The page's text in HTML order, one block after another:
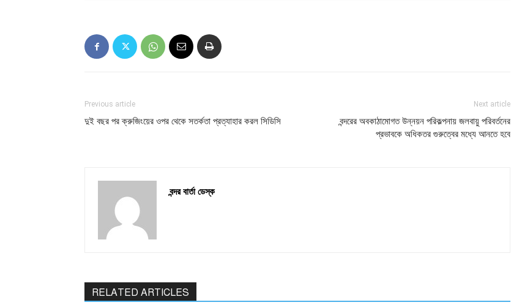
Previous article
দুই বছর পর ক্রুজিংয়ের ওপর থেকে সতর্কতা প্রত্যাহার করল সিডিসি
Next article
বন্দরের অবকাঠামোগত উন্নয়ন পরিকল্পনায় জলবায়ু পরিবর্তনের
প্রভাবকে অধিকতর গুরুত্বের মধ্যে আনতে হবে
বন্দর বার্তা ডেস্ক
RELATED ARTICLES